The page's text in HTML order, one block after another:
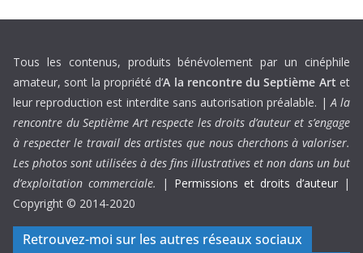
Tous les contenus, produits bénévolement par un cinéphile
amateur, sont la propriété d’A la rencontre du Septième Art et
leur reproduction est interdite sans autorisation préalable. |A la
rencontre du Septième Art respecte les droits d’auteur et s’engage
à respecter le travail des artistes que nous cherchons à valoriser.
Les photos sont utilisées à des fins illustratives et non dans un but
d’exploitation commerciale.
| Permissions et droits d’auteur |
Copyright © 2014-2020
Retrouvez-moi sur les autres réseaux sociaux